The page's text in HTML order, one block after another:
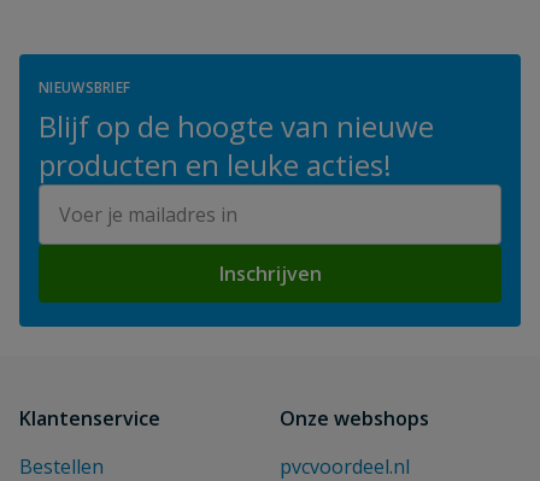
NIEUWSBRIEF
Blijf op de hoogte van nieuwe
producten en leuke acties!
Inschrijven
Klantenservice
Bestellen
Onze webshops
pvcvoordeel.nl